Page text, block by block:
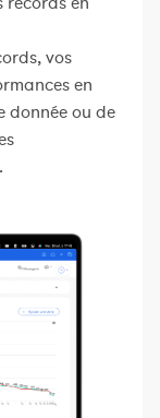
vos
en
ou de